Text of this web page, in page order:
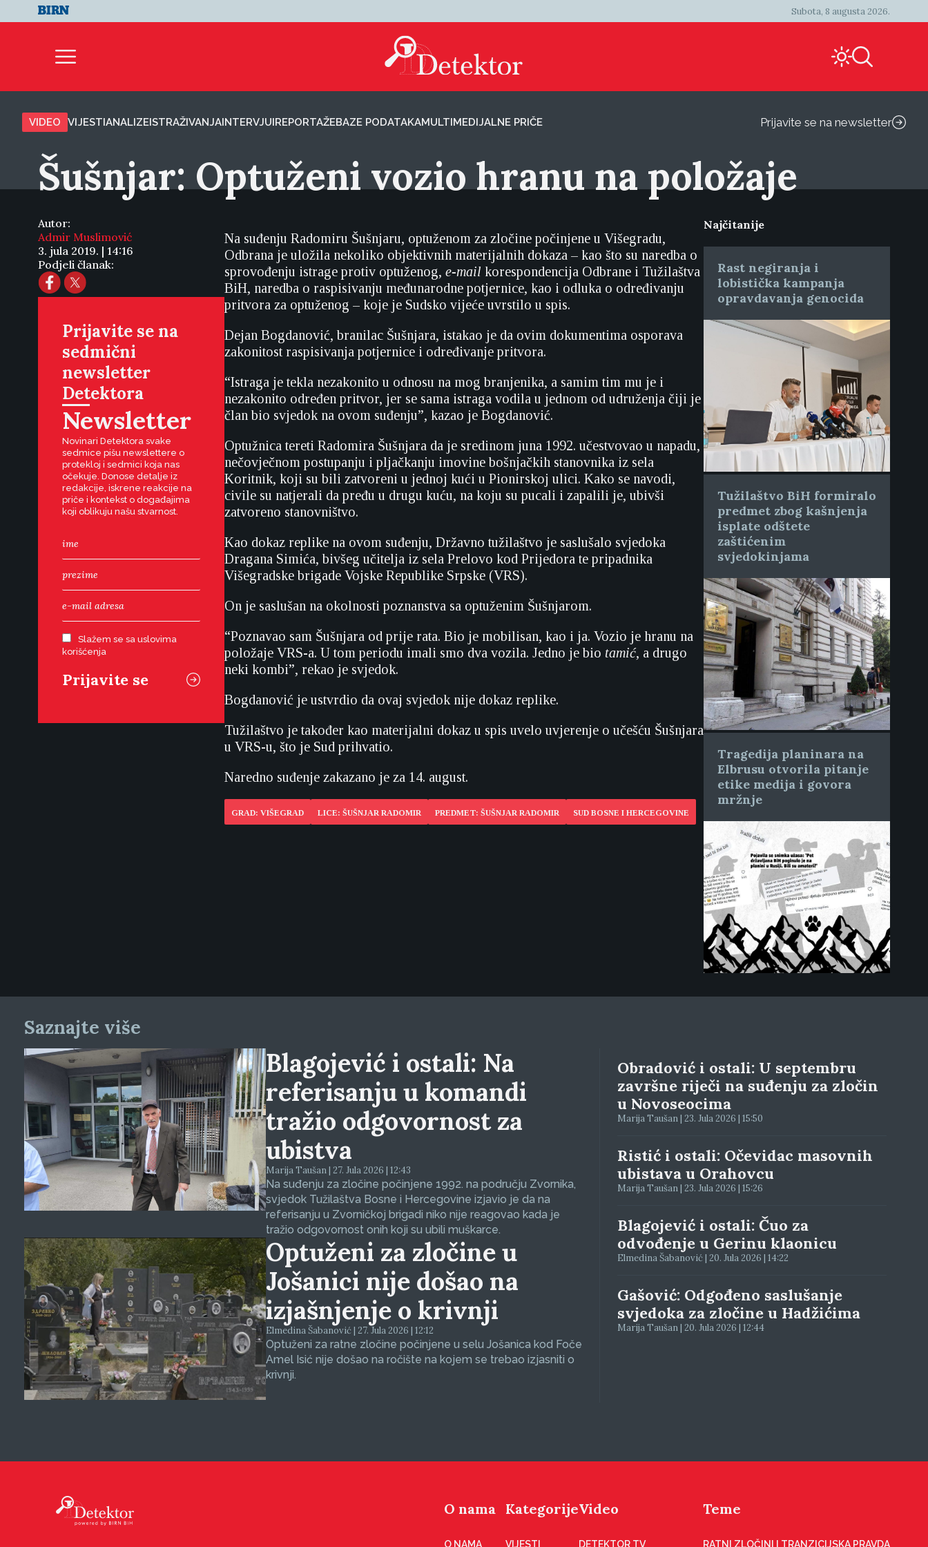
Subota, 8 augusta 2026.
VIDEO VIJESTIANALIZEISTRAŽIVANJAINTERVJUIREPORTAŽEBAZE PODATAKAMULTIMEDIJALNE PRIČE Prijavite se na newsletter
Šušnjar: Optuženi vozio hranu na položaje
Autor:
Admir Muslimović
3. jula 2019. | 14:16
Podjeli članak:
Prijavite se na
sedmični
newsletter
Detektora
Newsletter
Novinari Detektora svake
sedmice pišu newslettere o
protekloj i sedmici koja nas
očekuje. Donose detalje iz
redakcije, iskrene reakcije na
priče i kontekst o događajima
koji oblikuju našu stvarnost.
Slažem se sa uslovima
korišćenja
Na suđenju Radomiru Šušnjaru, optuženom za zločine počinjene u Višegradu,
Odbrana je uložila nekoliko objektivnih materijalnih dokaza – kao što su naredba o
sprovođenju istrage protiv optuženog, e-mail korespondencija Odbrane i Tužilaštva
BiH, naredba o raspisivanju međunarodne potjernice, kao i odluka o određivanju
pritvora za optuženog – koje je Sudsko vijeće uvrstilo u spis.
Dejan Bogdanović, branilac Šušnjara, istakao je da ovim dokumentima osporava
zakonitost raspisivanja potjernice i određivanje pritvora.
“Istraga je tekla nezakonito u odnosu na mog branjenika, a samim tim mu je i
nezakonito određen pritvor, jer se sama istraga vodila u jednom od udruženja čiji je
član bio svjedok na ovom suđenju”, kazao je Bogdanović.
Optužnica tereti Radomira Šušnjara da je sredinom juna 1992. učestvovao u napadu,
nečovječnom postupanju i pljačkanju imovine bošnjačkih stanovnika iz sela
Koritnik, koji su bili zatvoreni u jednoj kući u Pionirskoj ulici. Kako se navodi,
civile su natjerali da pređu u drugu kuću, na koju su pucali i zapalili je, ubivši
zatvoreno stanovništvo.
Kao dokaz replike na ovom suđenju, Državno tužilaštvo je saslušalo svjedoka
Dragana Simića, bivšeg učitelja iz sela Prelovo kod Prijedora te pripadnika
Višegradske brigade Vojske Republike Srpske (VRS).
On je saslušan na okolnosti poznanstva sa optuženim Šušnjarom.
“Poznavao sam Šušnjara od prije rata. Bio je mobilisan, kao i ja. Vozio je hranu na
položaje VRS-a. U tom periodu imali smo dva vozila. Jedno je bio tamić, a drugo
neki kombi”, rekao je svjedok.
Bogdanović je ustvrdio da ovaj svjedok nije dokaz replike.
Tužilaštvo je također kao materijalni dokaz u spis uvelo uvjerenje o učešću Šušnjara
u VRS-u, što je Sud prihvatio.
Naredno suđenje zakazano je za 14. august.
GRAD: VIŠEGRAD LICE: ŠUŠNJAR RADOMIR PREDMET: ŠUŠNJAR RADOMIR SUD BOSNE I HERCEGOVINE
Najčitanije
Rast negiranja i
lobistička kampanja
opravdavanja genocida
Tužilaštvo BiH formiralo
predmet zbog kašnjenja
isplate odštete
zaštićenim
svjedokinjama
Tragedija planinara na
Elbrusu otvorila pitanje
etike medija i govora
mržnje
Saznajte više
Blagojević i ostali: Na
referisanju u komandi
tražio odgovornost za
ubistva
Marija Taušan | 27. Jula 2026 | 12:43
Na suđenju za zločine počinjene 1992. na području Zvornika,
svjedok Tužilaštva Bosne i Hercegovine izjavio je da na
referisanju u Zvorničkoj brigadi niko nije reagovao kada je
tražio odgovornost onih koji su ubili muškarce.
Optuženi za zločine u
Jošanici nije došao na
izjašnjenje o krivnji
Elmedina Šabanović | 27. Jula 2026 | 12:12
Optuženi za ratne zločine počinjene u selu Jošanica kod Foče
Amel Isić nije došao na ročište na kojem se trebao izjasniti o
krivnji.
Obradović i ostali: U septembru
završne riječi na suđenju za zločin
u Novoseocima
Marija Taušan | 23. Jula 2026 | 15:50
Ristić i ostali: Očevidac masovnih
ubistava u Orahovcu
Marija Taušan | 23. Jula 2026 | 15:26
Blagojević i ostali: Čuo za
odvođenje u Gerinu klaonicu
Elmedina Šabanović | 20. Jula 2026 | 14:22
Gašović: Odgođeno saslušanje
svjedoka za zločine u Hadžićima
Marija Taušan | 20. Jula 2026 | 12:44
O nama
O NAMA
Kategorije
VIJESTI
Video
DETEKTOR TV
Teme
RATNI ZLOČINI I TRANZICIJSKA PRAVDA